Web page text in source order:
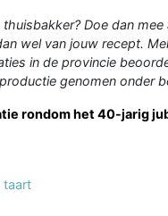
Doe dan
wel van jouw recept.
in de provincie
genomen onder
rondom het 40-jarig
taart